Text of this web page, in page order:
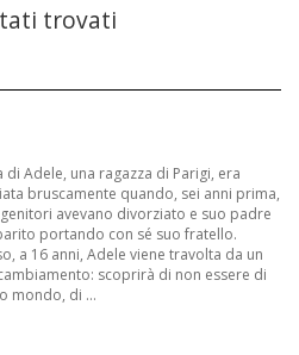
trovati
di Adele, una ragazza di Parigi, era
bruscamente quando, sei anni prima,
avevano divorziato e suo padre
portando con sé suo fratello.
a 16 anni, Adele viene travolta da un
scoprirà di non essere di
mondo, di ...